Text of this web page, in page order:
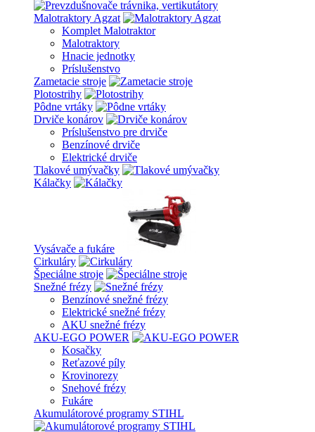
Malotraktory Agzat
Komplet Malotraktor
Malotraktory
Hnacie jednotky
Príslušenstvo
Zametacie stroje
Plotostrihy
Pôdne vrtáky
Drviče konárov
Príslušenstvo pre drviče
Benzínové drviče
Elektrické drviče
Tlakové umývačky
Kálačky
Vysávače a fukáre
Cirkuláry
Špeciálne stroje
Snežné frézy
Benzínové snežné frézy
Elektrické snežné frézy
AKU snežné frézy
AKU-EGO POWER
Kosačky
Reťazové píly
Krovinorezy
Snehové frézy
Fukáre
Akumulátorové programy STIHL